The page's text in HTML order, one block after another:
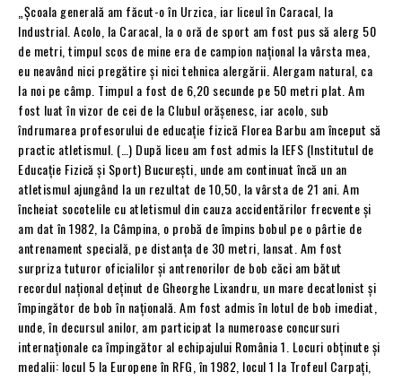
„Școala generală am făcut-o în Urzica, iar liceul în Caracal, la
Industrial. Acolo, la Caracal, la o oră de sport am fost pus să alerg 50
de metri, timpul scos de mine era de campion național la vârsta mea,
eu neavând nici pregătire și nici tehnica alergării. Alergam natural, ca
la noi pe câmp. Timpul a fost de 6,20 secunde pe 50 metri plat. Am
fost luat în vizor de cei de la Clubul orășenesc, iar acolo, sub
îndrumarea profesorului de educație fizică Florea Barbu am început să
practic atletismul. (…) După liceu am fost admis la IEFS (Institutul de
Educație Fizică și Sport) București, unde am continuat încă un an
atletismul ajungând la un rezultat de 10,50, la vârsta de 21 ani. Am
încheiat socotelile cu atletismul din cauza accidentărilor frecvente și
am dat în 1982, la Câmpina, o probă de împins bobul pe o pârtie de
antrenament specială, pe distanța de 30 metri, lansat. Am fost
surpriza tuturor oficialilor și antrenorilor de bob căci am bătut
recordul național deținut de Gheorghe Lixandru, un mare decatlonist și
împingător de bob în națională. Am fost admis în lotul de bob imediat,
unde, în decursul anilor, am participat la numeroase concursuri
internaționale ca împingător al echipajului România 1. Locuri obținute și
medalii: locul 5 la Europene în RFG, în 1982, locul 1 la Trofeul Carpați,